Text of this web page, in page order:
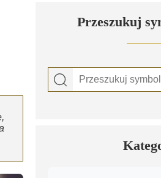
Przeszukuj